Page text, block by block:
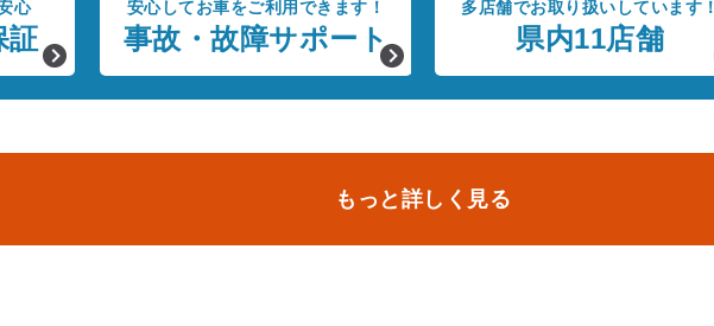
心
証
安心してお車をご利用できます！
事故・故障サポート
多店舗でお取り扱いしています！
県内11店舗
もっと詳しく見る